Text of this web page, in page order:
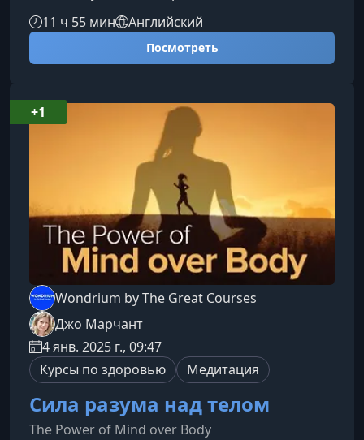
курсе вы узнаете, как работает человеческое
мышление, какие когнитивные механизмы
влияют на выбор и как применять научные
изучите в этом курсеКурс предлагает глубокое,
но доступное погружение в науку о принятии
решений. Вы научитесь распоз
11 ч 55 мин Английский
Посмотреть
Wondrium by The Great Courses
Джо Марчант
4 янв. 2025 г., 09:47
Курсы по здоровью
Медитация
Сила разума над телом
The Power of Mind over Body
+1